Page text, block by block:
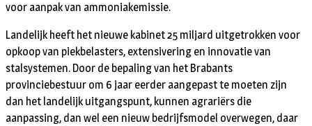
voor aanpak van ammoniakemissie.
Landelijk heeft het nieuwe kabinet 25 miljard uitgetrokken voor
opkoop van piekbelasters, extensivering en innovatie van
stalsystemen. Door de bepaling van het Brabants
provinciebestuur om 6 jaar eerder aangepast te moeten zijn
dan het landelijk uitgangspunt, kunnen agrariërs die
aanpassing, dan wel een nieuw bedrijfsmodel overwegen, daar